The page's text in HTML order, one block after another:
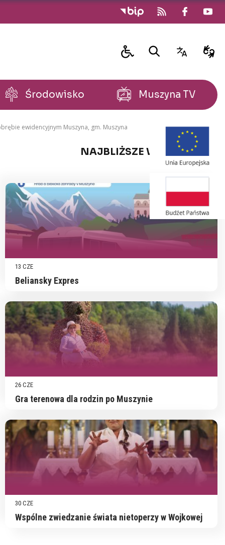
Środowisko Muszyna TV
ewidencyjnym Muszyna, gm. Muszyna
NAJBLIŻSZE WYDARZENIA
13 CZE
Beliansky Expres
26 CZE
Gra terenowa dla rodzin po Muszynie
30 CZE
Wspólne zwiedzanie świata nietoperzy w Wojkowej